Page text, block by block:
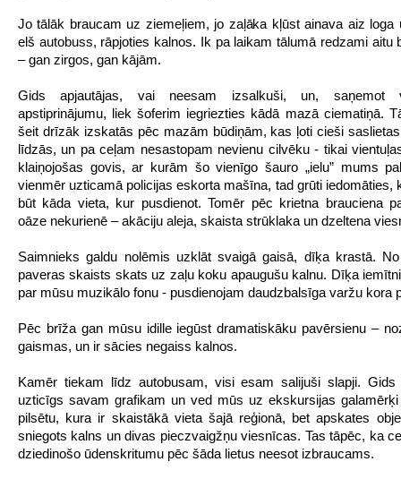
Jo tālāk braucam uz ziemeļiem, jo zaļāka kļūst ainava aiz loga
elš autobuss, rāpjoties kalnos. Ik pa laikam tālumā redzami aitu
– gan zirgos, gan kājām.
Gids apjautājas, vai neesam izsalkuši, un, saņemot
apstiprinājumu, liek šoferim iegriezties kādā mazā ciematiņā.
šeit drīzāk izskatās pēc mazām būdiņām, kas ļoti cieši
līdzās, un pa ceļam nesastopam nevienu cilvēku - tikai
klaiņojošas govis, ar kurām šo vienīgo šauro „ielu” mums
vienmēr uzticamā policijas eskorta mašīna, tad grūti iedomāties,
būt kāda vieta, kur pusdienot. Tomēr pēc krietna brauciena
oāze nekurienē – akāciju aleja, skaista strūklaka un dzeltena
Saimnieks galdu nolēmis uzklāt svaigā gaisā, dīķa krastā.
paveras skaists skats uz zaļu koku apaugušu kalnu. Dīķa
par mūsu muzikālo fonu - pusdienojam daudzbalsīga varžu kora
Pēc brīža gan mūsu idille iegūst dramatiskāku pavērsienu –
gaismas, un ir sācies negaiss kalnos.
Kamēr tiekam līdz autobusam, visi esam salijuši slapji. Gids
uzticīgs savam grafikam un ved mūs uz ekskursijas
pilsētu, kura ir skaistākā vieta šajā reģionā, bet apskates
sniegots kalns un divas pieczvaigžņu viesnīcas. Tas tāpēc, ka
dziedinošo ūdenskritumu pēc šāda lietus neesot izbraucams.